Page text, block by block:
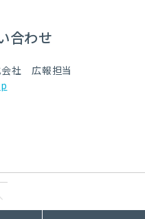
合わせ
会社 広報担当